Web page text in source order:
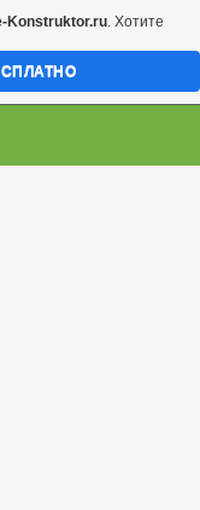
Konstruktor.ru. Хотите